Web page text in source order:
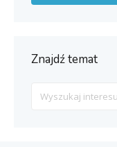
Znajdź temat
For